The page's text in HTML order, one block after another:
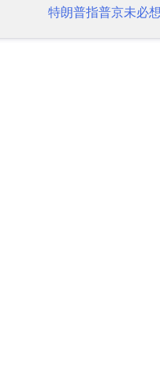
特朗普指普京未必